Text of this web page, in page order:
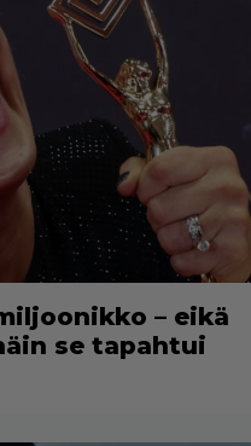
– eikä
se tapahtui